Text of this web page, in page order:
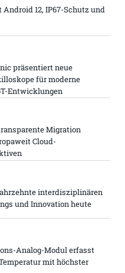
Android 12, IP67-Schutz und
präsentiert neue
für moderne
Entwicklungen
Migration
Cloud-
interdisziplinären
und Innovation heute
Analog-Modul erfasst
mit höchster